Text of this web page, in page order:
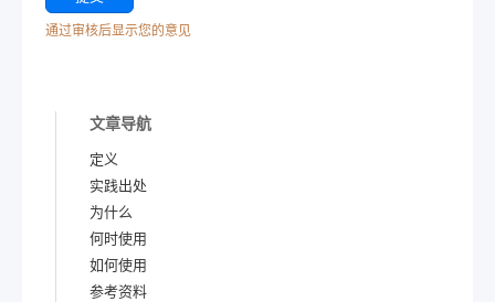
通过审核后显示您的意见
文章导航
定义
实践出处
为什么
何时使用
如何使用
参考资料